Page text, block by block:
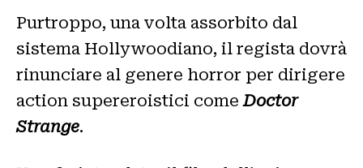
Purtroppo, una volta assorbito dal
sistema Hollywoodiano, il regista dovrà
rinunciare al genere horror per dirigere
action supereroistici comeDoctor
Strange.